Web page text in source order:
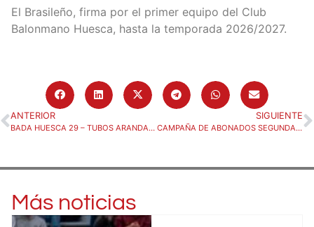
El Brasileño, firma por el primer equipo del Club
Balonmano Huesca, hasta la temporada 2026/2027.
ANTERIOR
BADA HUESCA 29 – TUBOS ARANDA VILLA DE ARANDA 32
SIGUIENTE
CAMPAÑA DE ABONADOS SEGUNDA VUELTA 2024/2025
Más noticias